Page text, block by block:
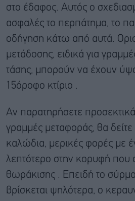
στο έδαφος. Αυτός ο
ασφαλές το περπάτημα, το
οδήγηση κάτω από αυτά.
μετάδοσης, ειδικά για
τάσης, μπορούν να έχουν
15όροφο κτίριο .
Αν παρατηρήσετε προσεκτικά
γραμμές μεταφοράς, θα δείτε
καλώδια, μερικές φορές με
λεπτότερο στην κορυφή που
θωράκισης . Επειδή το
βρίσκεται ψηλότερα, ο